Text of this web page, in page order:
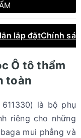
lắp đặtChính
Ô tô thẩm
toàn
là bộ phụ
riêng cho những
mui phẳng và